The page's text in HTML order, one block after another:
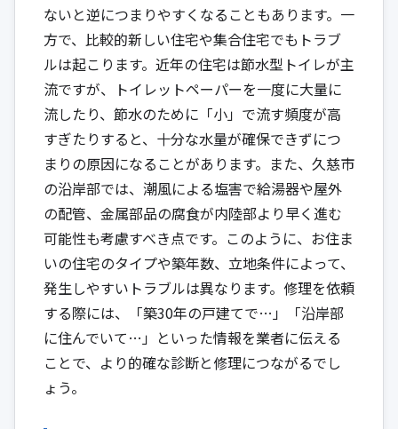
ないと逆につまりやすくなることもあります。一
方で、比較的新しい住宅や集合住宅でもトラブ
ルは起こります。近年の住宅は節水型トイレが主
流ですが、トイレットペーパーを一度に大量に
流したり、節水のために「小」で流す頻度が高
すぎたりすると、十分な水量が確保できずにつ
まりの原因になることがあります。また、久慈市
の沿岸部では、潮風による塩害で給湯器や屋外
の配管、金属部品の腐食が内陸部より早く進む
可能性も考慮すべき点です。このように、お住ま
いの住宅のタイプや築年数、立地条件によって、
発生しやすいトラブルは異なります。修理を依頼
する際には、「築30年の戸建てで…」「沿岸部
に住んでいて…」といった情報を業者に伝える
ことで、より的確な診断と修理につながるでし
ょう。